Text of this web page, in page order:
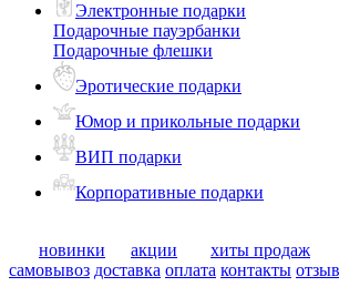
Электронные подарки
Подарочные пауэрбанки
Подарочные флешки
Эротические подарки
Юмор и прикольные подарки
ВИП подарки
Корпоративные подарки
новинки акции
хиты продаж
самовывоз доставка оплата контакты